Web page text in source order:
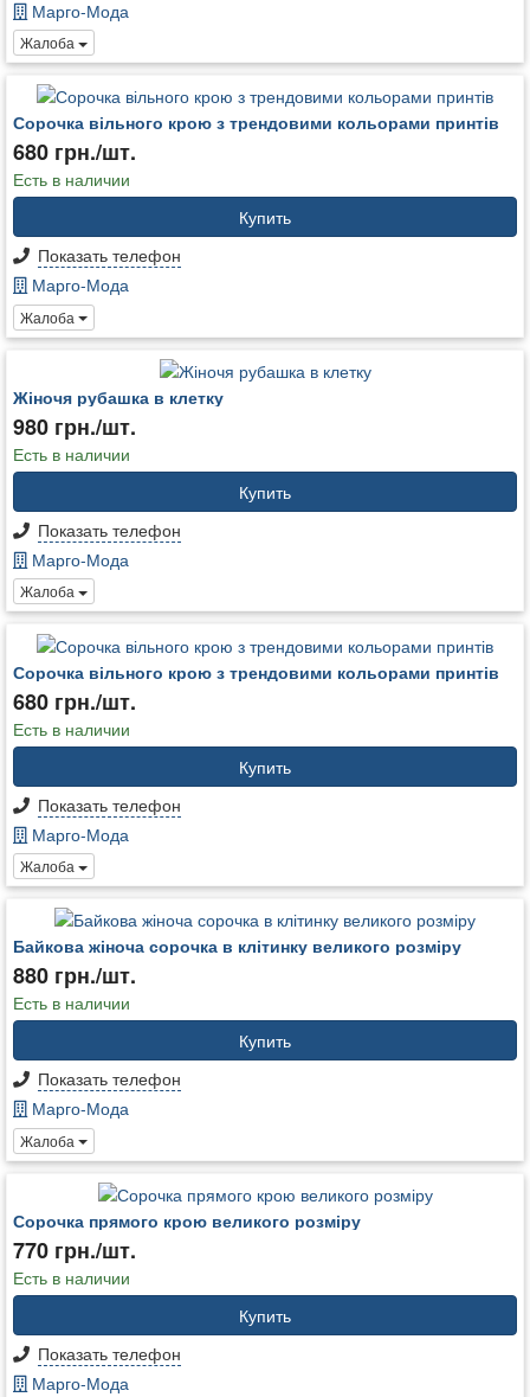
Марго-Мода
Жалоба
Сорочка вільного крою з трендовими кольорами принтів
680 грн./шт.
Есть в наличии
Купить
Показать телефон
Марго-Мода
Жалоба
Жіночя рубашка в клетку
980 грн./шт.
Есть в наличии
Купить
Показать телефон
Марго-Мода
Жалоба
Сорочка вільного крою з трендовими кольорами принтів
680 грн./шт.
Есть в наличии
Купить
Показать телефон
Марго-Мода
Жалоба
Байкова жіноча сорочка в клітинку великого розміру
880 грн./шт.
Есть в наличии
Купить
Показать телефон
Марго-Мода
Жалоба
Сорочка прямого крою великого розміру
770 грн./шт.
Есть в наличии
Купить
Показать телефон
Марго-Мода